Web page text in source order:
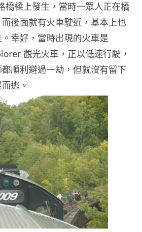
橋樑上發生，當時一眾人正在橋
後面就有火車駛近，基本上也
幸好，當時出現的火車是
觀光火車，正以低速行駛，
順利避過一劫，但就沒有留下
逃。